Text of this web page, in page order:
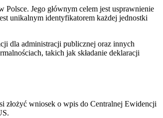
Jego głównym celem jest usprawnienie
unikalnym identyfikatorem każdej jednostki
dla administracji publicznej oraz innych
takich jak składanie deklaracji
złożyć wniosek o wpis do Centralnej Ewidencji